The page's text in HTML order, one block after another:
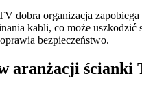
dobra organizacja
kabli, co może uszkodzić
bezpieczeństwo.
aranżacji ścianki